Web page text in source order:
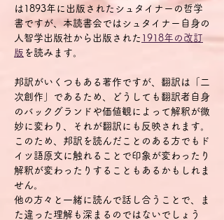
は1893年に出版されたシュタイナーの哲学
書ですが、本読書会ではシュタイナー自身の
人智学出版社から出版された 1918年の改訂
版 を読みます。
邦訳がいくつもある著作ですが、翻訳は「二
次創作」であるため、どうしても翻訳者自身
のバックグランドや価値観によって解釈が微
妙に変わり、それが翻訳にも反映されます。
このため、邦訳を読んだことのある方でもド
イツ語原文に触れることで印象が変わったり
解釈が変わったりすることもあるかもしれま
せん。
他の方々と一緒に読んで話し合うことで、ま
た違った理解も深まるのではないでしょう